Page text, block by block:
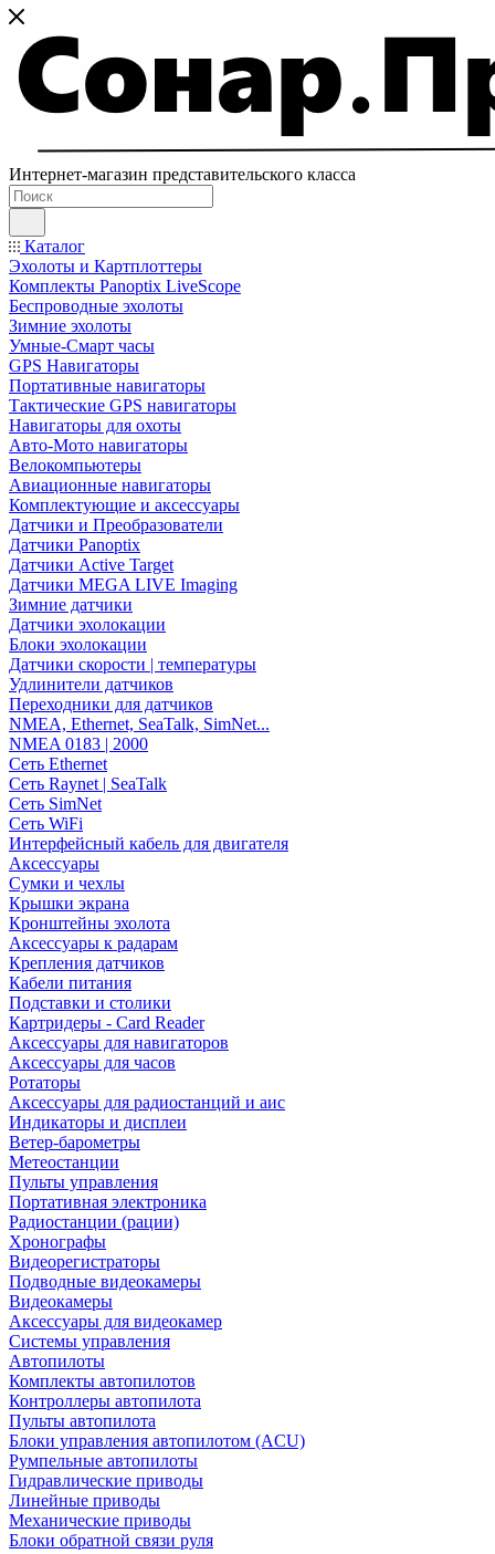
Интернет-магазин представительского класса
Каталог
Эхолоты и Картплоттеры
Комплекты Panoptix LiveScope
Беспроводные эхолоты
Зимние эхолоты
Умные-Смарт часы
GPS Навигаторы
Портативные навигаторы
Тактические GPS навигаторы
Навигаторы для охоты
Авто-Мото навигаторы
Велокомпьютеры
Авиационные навигаторы
Комплектующие и аксессуары
Датчики и Преобразователи
Датчики Panoptix
Датчики Active Target
Датчики MEGA LIVE Imaging
Зимние датчики
Датчики эхолокации
Блоки эхолокации
Датчики скорости | температуры
Удлинители датчиков
Переходники для датчиков
NMEA, Ethernet, SeaTalk, SimNet...
NMEA 0183 | 2000
Сеть Ethernet
Сеть Raynet | SeaTalk
Сеть SimNet
Сеть WiFi
Интерфейсный кабель для двигателя
Аксессуары
Сумки и чехлы
Крышки экрана
Кронштейны эхолота
Аксессуары к радарам
Крепления датчиков
Кабели питания
Подставки и столики
Картридеры - Card Reader
Аксессуары для навигаторов
Аксессуары для часов
Ротаторы
Аксессуары для радиостанций и аис
Индикаторы и дисплеи
Ветер-барометры
Метеостанции
Пульты управления
Портативная электроника
Радиостанции (рации)
Хронографы
Видеорегистраторы
Подводные видеокамеры
Видеокамеры
Аксессуары для видеокамер
Системы управления
Автопилоты
Комплекты автопилотов
Контроллеры автопилота
Пульты автопилота
Блоки управления автопилотом (ACU)
Румпельные автопилоты
Гидравлические приводы
Линейные приводы
Механические приводы
Блоки обратной связи руля